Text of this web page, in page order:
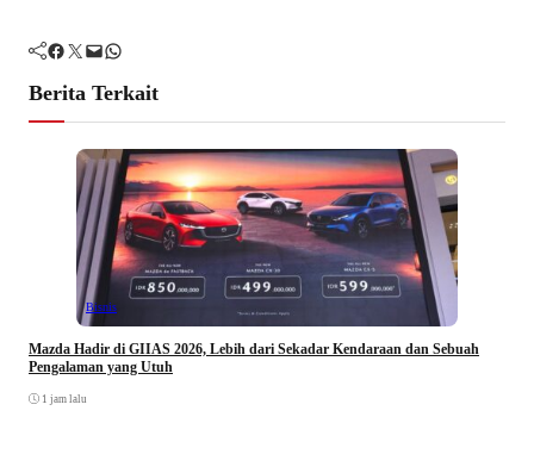
Facebook Twitter Mail WhatsApp
Berita Terkait
Bisnis
Mazda Hadir di GIIAS 2026, Lebih dari Sekadar Kendaraan dan Sebuah
Pengalaman yang Utuh
1 jam lalu